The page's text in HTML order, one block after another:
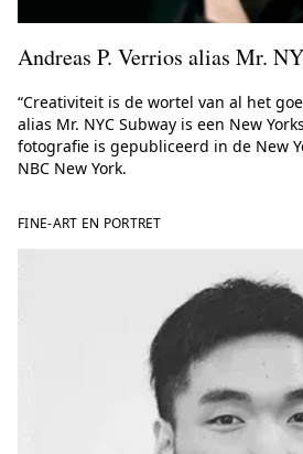
Andreas P. Verrios alias Mr.
“Creativiteit is de wortel van al het
alias Mr. NYC Subway is een New
fotografie is gepubliceerd in de New
NBC New York.
FINE-ART EN PORTRET